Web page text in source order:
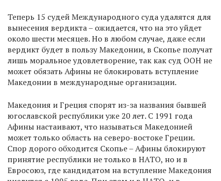
Теперь 15 судей Международного суда удалятся для
вынесения вердикта – ожидается, что на это уйдет
около шести месяцев. Но в любом случае, даже если
вердикт будет в пользу Македонии, в Скопье получат
лишь моральное удовлетворение, так как суд ООН не
может обязать Афины не блокировать вступление
Македонии в международные организации.
Македония и Греция спорят из-за названия бывшей
югославской республики уже 20 лет. С 1991 года
Афины настаивают, что называться Македонией
может только область на северо-востоке Греции.
Спор дорого обходится Скопье – Афины блокируют
принятие республики не только в НАТО, но и в
Евросоюз, где кандидатом на вступление Македония